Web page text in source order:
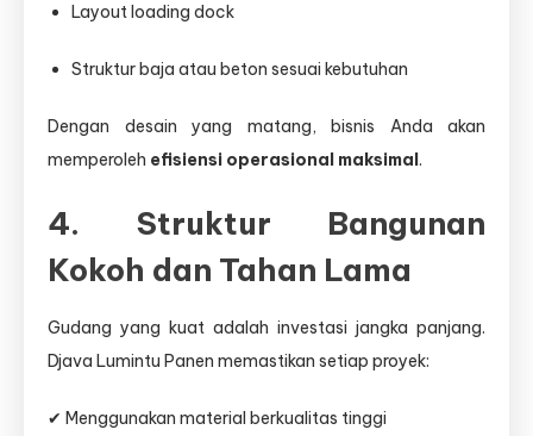
Layout loading dock
Struktur baja atau beton sesuai kebutuhan
Dengan desain yang matang, bisnis Anda akan
memperoleh efisiensi operasional maksimal.
4. Struktur Bangunan
Kokoh dan Tahan Lama
Gudang yang kuat adalah investasi jangka panjang.
Djava Lumintu Panen memastikan setiap proyek:
✔ Menggunakan material berkualitas tinggi